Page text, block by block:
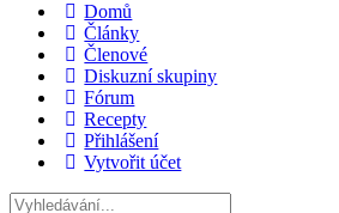
Domů
Články
Členové
Diskuzní skupiny
Fórum
Recepty
Přihlášení
Vytvořit účet
Hledat: